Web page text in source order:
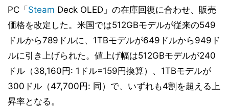
PC「 Steam Deck OLED」の在庫回復に合わせ、販売
価格を改定した。米国では512GBモデルが従来の549
ドルから789ドルに、1TBモデルが649ドルから949ド
ルに引き上げられた。値上げ幅は512GBモデルが240
ドル（38,160円: 1ドル=159円換算）、1TBモデルが
300ドル（47,700円: 同）で、いずれも4割を超える上
昇率となる。